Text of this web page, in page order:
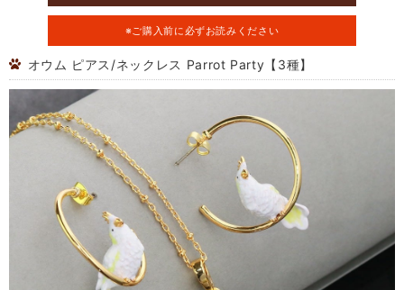
※ご購入前に必ずお読みください
オウム ピアス/ネックレス Parrot Party【3種】